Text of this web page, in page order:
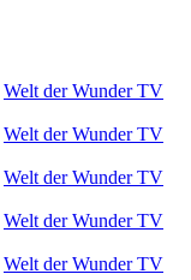
Welt der Wunder TV
Welt der Wunder TV
Welt der Wunder TV
Welt der Wunder TV
Welt der Wunder TV